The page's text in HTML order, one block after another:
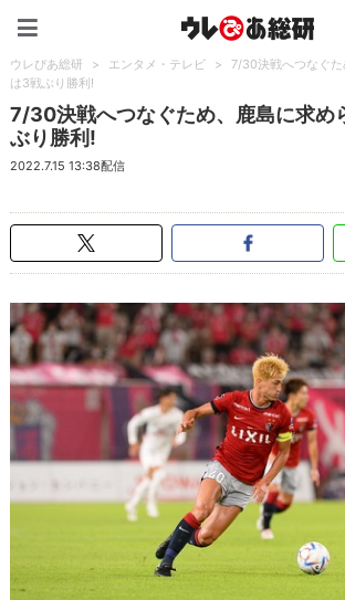
ウレぴあ総研 > エンタメ・テレビ >
7/30決戦へつなぐ
は3戦ぶり勝利!
7/30決戦へつなぐため、鹿島に求め
ぶり勝利!
2022.7.15 13:38配信